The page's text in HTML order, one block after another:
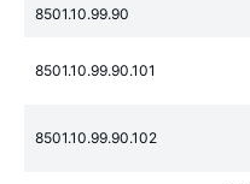
8501.10.99.90
8501.10.99.90.101
8501.10.99.90.102